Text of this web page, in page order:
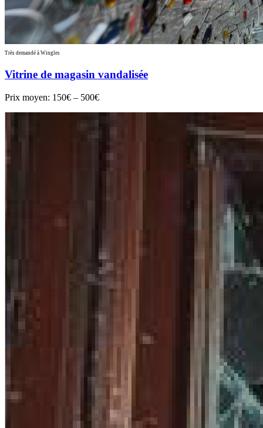
Très demandé à Wingles
Vitrine de magasin vandalisée
Prix moyen: 150€ – 500€